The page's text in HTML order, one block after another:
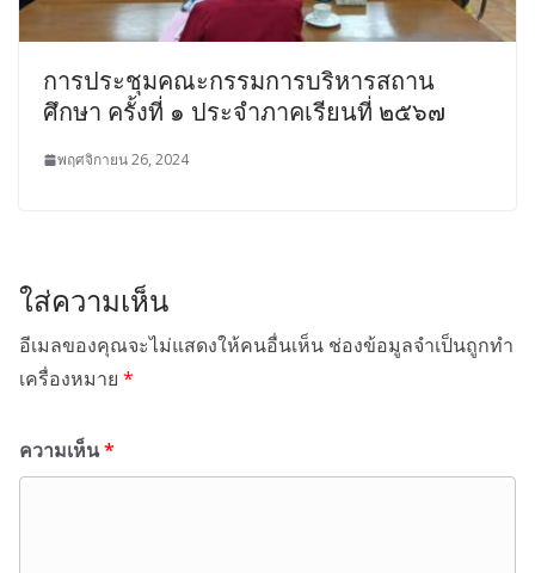
การประชุมคณะกรรมการบริหารสถาน
ศึกษา ครั้งที่ ๑ ประจำภาคเรียนที่ ๒๕๖๗
พฤศจิกายน 26, 2024
ใส่ความเห็น
อีเมลของคุณจะไม่แสดงให้คนอื่นเห็น ช่องข้อมูลจำเป็นถูกทำ
เครื่องหมาย *
ความเห็น*